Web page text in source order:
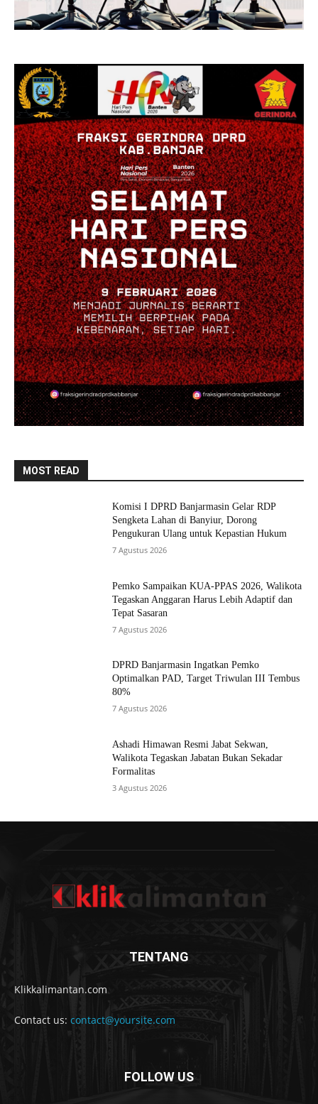
MOST READ
Komisi I DPRD Banjarmasin Gelar RDP
Sengketa Lahan di Banyiur, Dorong
Pengukuran Ulang untuk Kepastian Hukum
7 Agustus 2026
Pemko Sampaikan KUA-PPAS 2026, Walikota
Tegaskan Anggaran Harus Lebih Adaptif dan
Tepat Sasaran
7 Agustus 2026
DPRD Banjarmasin Ingatkan Pemko
Optimalkan PAD, Target Triwulan III Tembus
80%
7 Agustus 2026
Ashadi Himawan Resmi Jabat Sekwan,
Walikota Tegaskan Jabatan Bukan Sekadar
Formalitas
3 Agustus 2026
TENTANG
Klikkalimantan.com
Contact us: contact@yoursite.com
FOLLOW US